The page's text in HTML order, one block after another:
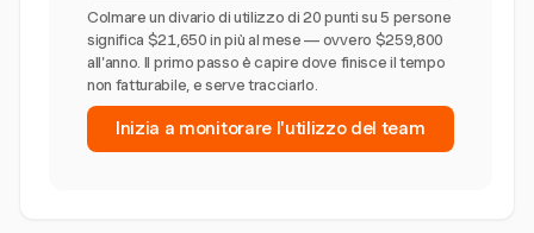
Colmare un divario di utilizzo di 20 punti su 5 persone
significa $21,650 in più al mese — ovvero $259,800
all'anno. Il primo passo è capire dove finisce il tempo
non fatturabile, e serve tracciarlo.
Inizia a monitorare l'utilizzo del team